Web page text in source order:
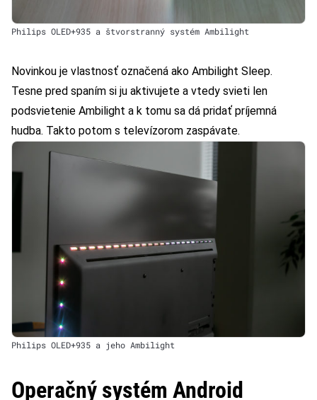
Philips OLED+935 a štvorstranný systém Ambilight
Novinkou je vlastnosť označená ako Ambilight Sleep.
Tesne pred spaním si ju aktivujete a vtedy svieti len
podsvietenie Ambilight a k tomu sa dá pridať príjemná
hudba. Takto potom s televízorom zaspávate.
Philips OLED+935 a jeho Ambilight
Operačný systém Android